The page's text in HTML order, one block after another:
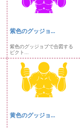
紫色のグッジョ...
紫色のグッジョブで合図する
ピクト...
黄色のグッジョ...